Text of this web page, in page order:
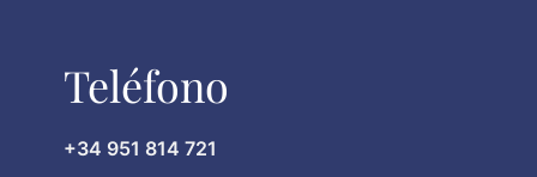
Teléfono
+34 951 814 721